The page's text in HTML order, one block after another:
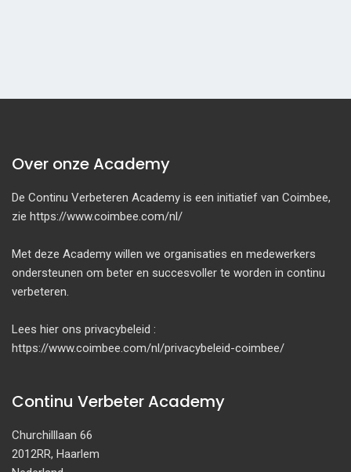
Over onze Academy
De Continu Verbeteren Academy is een initiatief van Coimbee,
zie https://www.coimbee.com/nl/
Met deze Academy willen we organisaties en medewerkers
ondersteunen om beter en succesvoller te worden in continu
verbeteren.
Lees hier ons privacybeleid :
https://www.coimbee.com/nl/privacybeleid-coimbee/
Continu Verbeter Academy
Churchilllaan 66
2012RR, Haarlem